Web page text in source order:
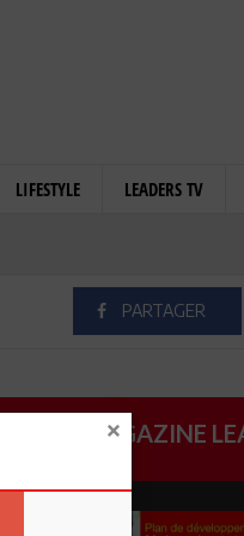
LIFESTYLE LEADERS TV
PARTAGER
MAGAZINE